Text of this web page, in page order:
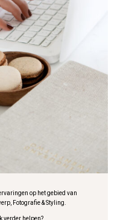
op het gebied van
Fotografie & Styling.
verder helpen?